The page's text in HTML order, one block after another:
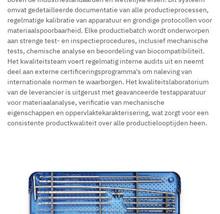
omvat gedetailleerde documentatie van alle productieprocessen,
regelmatige kalibratie van apparatuur en grondige protocollen voor
materiaalspoorbaarheid. Elke productiebatch wordt onderworpen
aan strenge test- en inspectieprocedures, inclusief mechanische
tests, chemische analyse en beoordeling van biocompatibiliteit.
Het kwaliteitsteam voert regelmatig interne audits uit en neemt
deel aan externe certificeringsprogramma's om naleving van
internationale normen te waarborgen. Het kwaliteitslaboratorium
van de leverancier is uitgerust met geavanceerde testapparatuur
voor materiaalanalyse, verificatie van mechanische
eigenschappen en oppervlaktekarakterisering, wat zorgt voor een
consistente productkwaliteit over alle productielooptijden heen.